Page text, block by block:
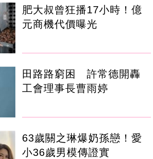
肥大叔曾狂播17小時！億
元商機代價曝光
田路路窮困 許常德開轟
工會理事長曹雨婷
63歲關之琳爆奶孫戀！愛
小36歲男模傳證實